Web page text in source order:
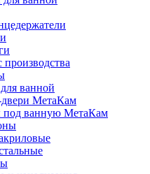
ванной
МетаКам
под ванную МетаКам